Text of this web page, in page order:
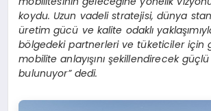
koydu. Uzun vadeli stratejisi, dünya
üretim gücü ve kalite odaklı
bölgedeki partnerleri ve tüketiciler için
mobilite anlayışını şekillendirecek
bulunuyor” dedi.